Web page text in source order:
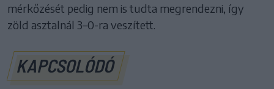
mérkőzését pedig nem is tudta megrendezni, így
zöld asztalnál 3–0-ra veszített.
KAPCSOLÓDÓ